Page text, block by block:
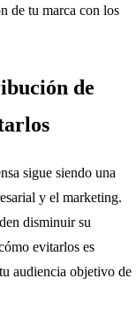
de tu marca con los
de
sigue siendo una
y el marketing.
disminuir su
evitarlos es
audiencia objetivo de